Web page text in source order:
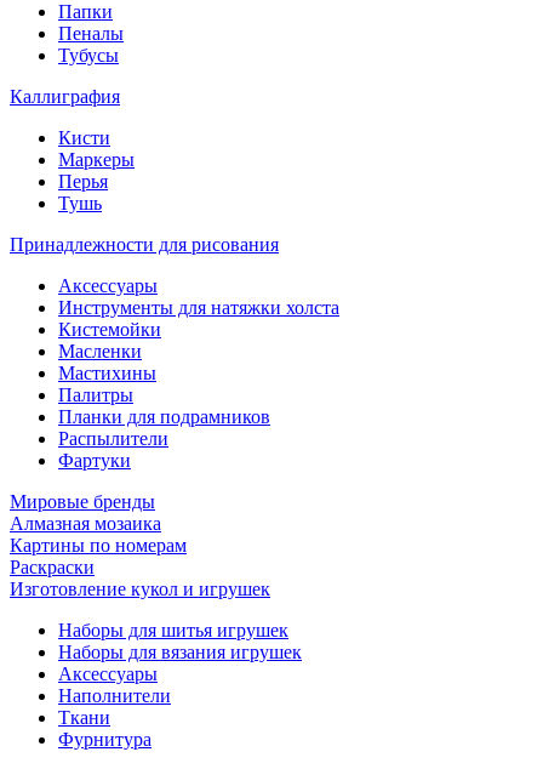
Папки
Пеналы
Тубусы
Каллиграфия
Кисти
Маркеры
Перья
Тушь
Принадлежности для рисования
Аксессуары
Инструменты для натяжки холста
Кистемойки
Масленки
Мастихины
Палитры
Планки для подрамников
Распылители
Фартуки
Мировые бренды
Алмазная мозаика
Картины по номерам
Раскраски
Изготовление кукол и игрушек
Наборы для шитья игрушек
Наборы для вязания игрушек
Аксессуары
Наполнители
Ткани
Фурнитура